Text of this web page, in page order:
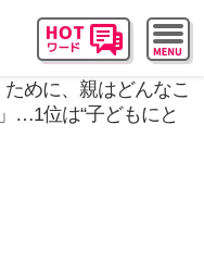
めに、親はどんなこ
…1位は“子どもにと